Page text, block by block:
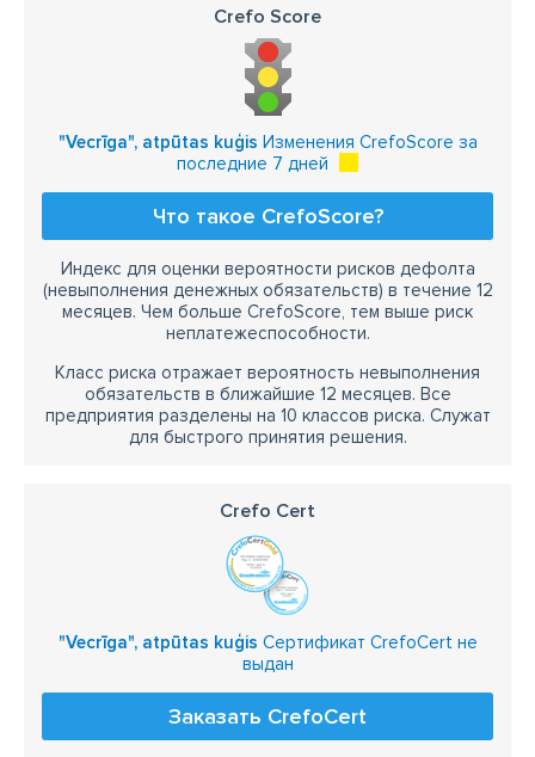
Crefo Score
"Vecrīga", atpūtas kuģis Изменения CrefoScore за
последние 7 дней
Что такое CrefoScore?
Индекс для оценки вероятности рисков дефолта
(невыполнения денежных обязательств) в течение 12
месяцев. Чем больше CrefoScore, тем выше риск
неплатежеспособности.
Класс риска отражает вероятность невыполнения
обязательств в ближайшие 12 месяцев. Все
предприятия разделены на 10 классов риска. Служат
для быстрого принятия решения.
Crefo Cert
"Vecrīga", atpūtas kuģis Сертификат CrefoCert не
выдан
Заказать CrefoCert